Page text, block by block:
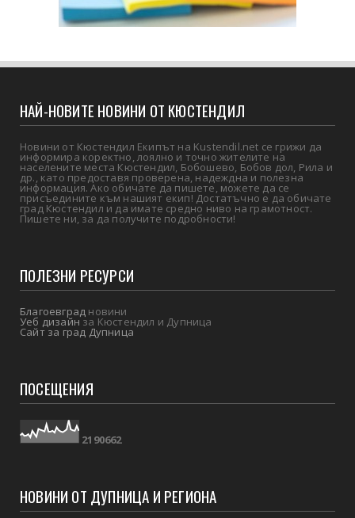
НАЙ-НОВИТЕ НОВИНИ ОТ КЮСТЕНДИЛ
Новини от Кюстендил Екипът на Kustendil.net се грижи да
информира коректно, лоялно и точно жителите на
населените места Кюстендил, Бобошево, Бобов дол, Рила и
др., като предоставя проверена, надеждна и полезна
информация. Ако обичате да пишете, можете да се
присъедините към нашият екип! Достатъчно е да обичате
град Кюстендил и да имате средно ниво на грамотност.
Пишете ни, за да получите подробности!
ПОЛЕЗНИ РЕСУРСИ
Благоевград новини
Уеб дизайнза Кюстендил и Дупница
Сайт за град Дупница
ПОСЕЩЕНИЯ
21 90662
НОВИНИ ОТ ДУПНИЦА И РЕГИОНА